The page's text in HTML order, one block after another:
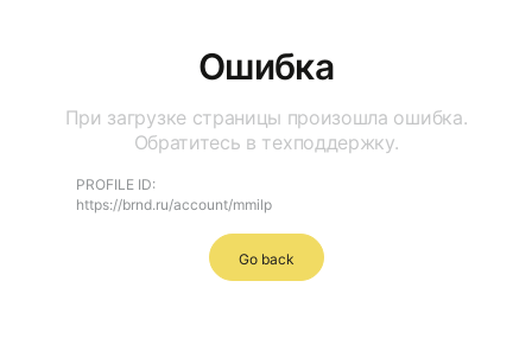
Ошибка
При загрузке страницы произошла ошибка.
Обратитесь в техподдержку.
PROFILE ID:
https://brnd.ru/account/mmilp
Go back